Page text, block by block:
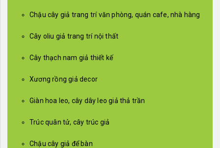
Chậu cây giả trang trí văn phòng, quán cafe, nhà hàng
Cây oliu giả trang trí nội thất
Cây thạch nam giả thiết kế
Xương rồng giả decor
Giàn hoa leo, cây dây leo giả thả trần
Trúc quân tử, cây trúc giả
Chậu cây giả để bàn